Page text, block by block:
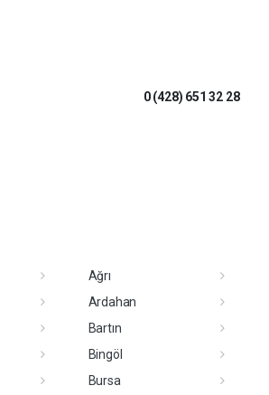
0 (428) 651 32 28
Ağrı
Ardahan
Bartın
Bingöl
Bursa